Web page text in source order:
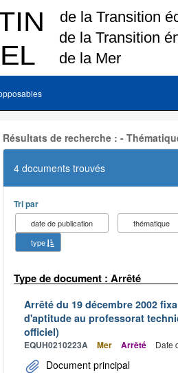
Résultats de recherche : -
4 documents trouvés
Tri par
date de publication thématique
type
Type de document : Arrêté
Arrêté du 19 décembre 2002
d'aptitude au professorat
officiel)
EQUH0210223A Mer Arrêté Date
Document principal